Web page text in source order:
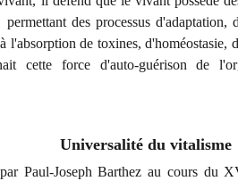
des processus d'adaptation,
l'absorption de toxines, d'homéostasie,
cette force d'auto-guérison de
Paul-Joseph Barthez au cours du
Universalité du vitalisme